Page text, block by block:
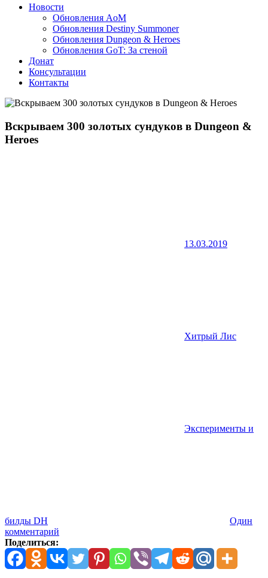
Новости
Обновления AoM
Обновления Destiny Summoner
Обновления Dungeon & Heroes
Обновления GoT: За стеной
Донат
Консультации
Контакты
Вскрываем 300 золотых сундуков в Dungeon &
Heroes
13.03.2019
Хитрый Лис
Эксперименты и
билды DH
Один
комментарий
Поделиться: